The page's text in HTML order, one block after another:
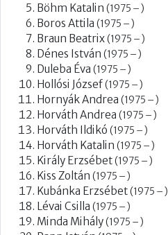
Böhm Katalin (1975 – )
Boros Attila (1975 – )
Braun Beatrix(1975 – )
Dénes István (1975 – )
Duleba Éva (1975 – )
Hollósi József(1975 – )
Hornyák Andrea (1975 – )
Horváth Andrea (1975 – )
Horváth Ildikó (1975 – )
Horváth Katalin (1975 – )
Király Erzsébet(1975 – )
Kiss Zoltán (1975 – )
Kubánka Erzsébet(1975 – )
Lévai Csilla (1975 – )
Minda Mihály(1975 – )